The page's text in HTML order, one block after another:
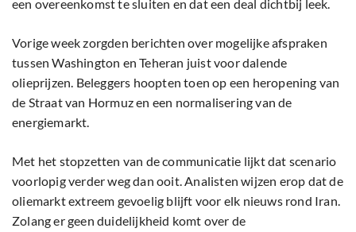
een overeenkomst te sluiten en dat een deal dichtbij leek.
Vorige week zorgden berichten over mogelijke afspraken
tussen Washington en Teheran juist voor dalende
olieprijzen. Beleggers hoopten toen op een heropening van
de Straat van Hormuz en een normalisering van de
energiemarkt.
Met het stopzetten van de communicatie lijkt dat scenario
voorlopig verder weg dan ooit. Analisten wijzen erop dat de
oliemarkt extreem gevoelig blijft voor elk nieuws rond Iran.
Zolang er geen duidelijkheid komt over de